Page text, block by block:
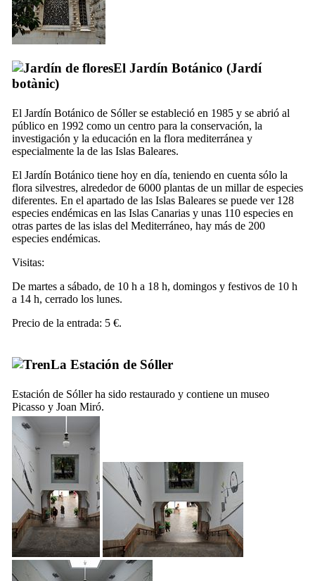
El Jardín Botánico (Jardí
botànic)
El Jardín Botánico de Sóllerse estableció en 1985 y se abrió al
público en 1992 como un centro para la conservación, la
investigación y la educación en la flora mediterránea y
especialmente la de las Islas Baleares.
El Jardín Botánico tiene hoy en día, teniendo en cuenta sólo la
flora silvestres, alrededor de 6000 plantas de un millar de especies
diferentes. En el apartado de las Islas Baleares se puede ver 128
especies endémicas en las Islas Canarias y unas 110 especies en
otras partes de las islas del Mediterráneo, hay más de 200
especies endémicas.
Visitas:
De martes a sábado, de 10 h a 18 h, domingos y festivos de 10 h
a 14 h, cerrado los lunes.
Precio de la entrada: 5 €.
La Estación de Sóller
Estación de Sóllerha sido restaurado y contiene un museo
Picasso y Joan Miró.